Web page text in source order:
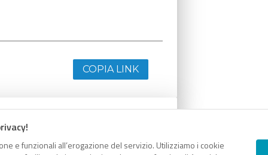
e funzionali all’erogazione del servizio. Utilizziamo i cookie
COPIA LINK